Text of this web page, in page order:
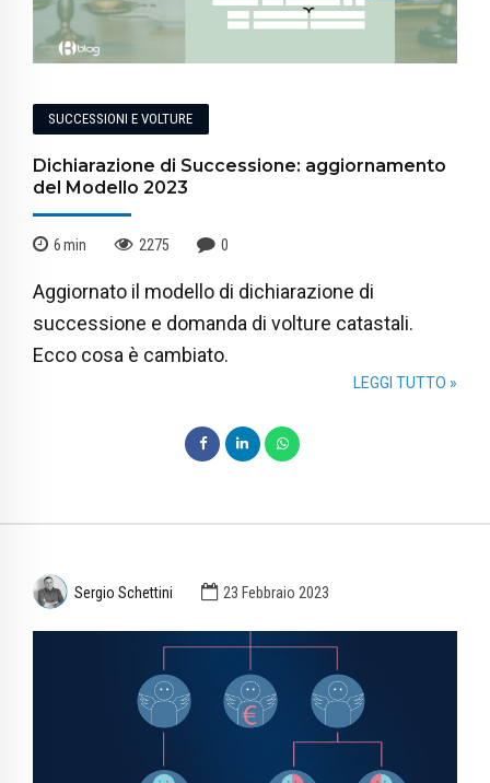
SUCCESSIONI E VOLTURE
Dichiarazione di Successione: aggiornamento
del Modello 2023
6min 2275 0
Aggiornato il modello di dichiarazione di
successione e domanda di volture catastali.
Ecco cosa è cambiato.
LEGGI TUTTO »
Sergio Schettini 23 Febbraio 2023